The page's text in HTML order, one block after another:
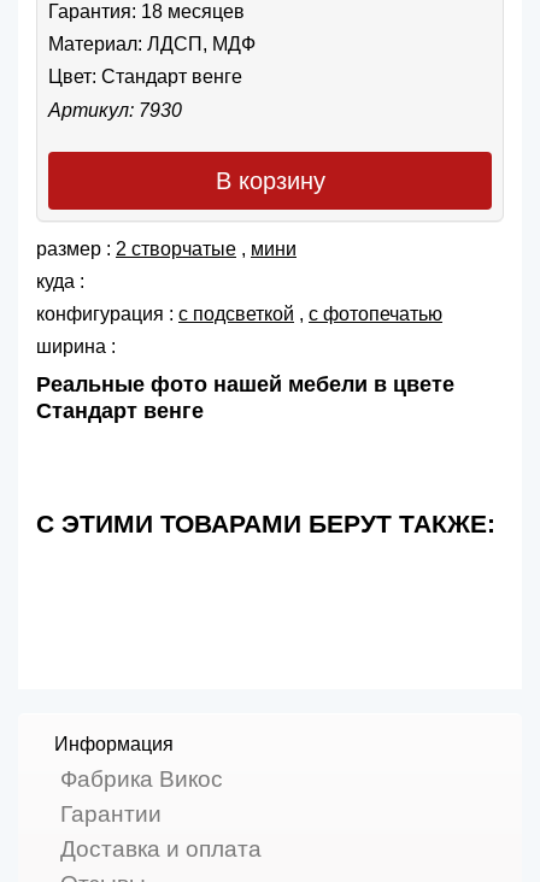
Гарантия: 18 месяцев
Материал: ЛДСП, МДФ
Цвет: Стандарт венге
Артикул: 7930
В корзину
размер : 2 створчатые , мини
куда :
конфигурация : с подсветкой , с фотопечатью
ширина :
Реальные фото нашей мебели в цвете
Стандарт венге
С ЭТИМИ ТОВАРАМИ БЕРУТ ТАКЖЕ:
Информация
Фабрика Викос
Гарантии
Доставка и оплата